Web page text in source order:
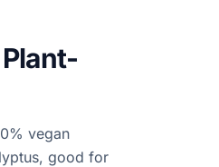
vegan
good for